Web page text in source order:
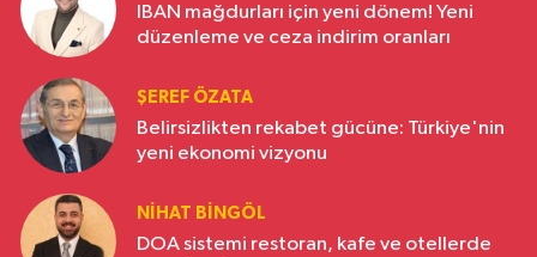
IBAN mağdurları için yeni dönem! Yeni
düzenleme ve ceza indirim oranları
ŞEREF ÖZATA
Belirsizlikten rekabet gücüne: Türkiye'nin
yeni ekonomi vizyonu
NIHAT BINGÖL
DOA sistemi restoran, kafe ve otellerde